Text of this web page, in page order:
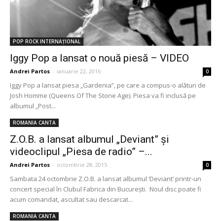
POP ROCK INTERNAȚIONAL
Iggy Pop a lansat o nouă piesă – VIDEO
Andrei Partos - ianuarie 22, 2016 0
Iggy Pop a lansat piesa „Gardenia”, pe care a compus-o alături de
Josh Homme (Queens Of The Stone Age). Piesa va fi inclusă pe
albumul „Post...
ROMANIA CANTA
Z.O.B. a lansat albumul „Deviant” și
videoclipul „Piesa de radio” –...
Andrei Partos - octombrie 28, 2015 0
Sambata 24 octombrie Z.O.B. a lansat albumul ‘Deviant’ printr-un
concert special în Clubul Fabrica din București. Noul disc poate fi
acum comandat, ascultat sau descarcat...
ROMANIA CANTA